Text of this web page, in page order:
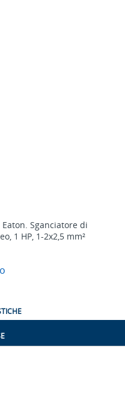
Sganciatore di
1 HP, 1-2x2,5 mm²